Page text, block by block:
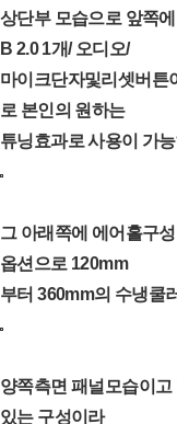
상단부 모습으로 앞쪽
B 2.0 1개/ 오디오/
마이크단자및리셋버튼
로 본인의 원하는
튜닝효과로 사용이 가
그 아래쪽에 에어홀구
옵션으로 120mm
부터 360mm의 수냉쿨
양쪽측면 패널모습이
있는 구성이라